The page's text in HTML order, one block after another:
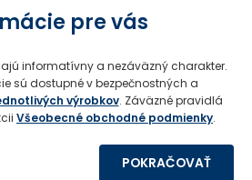
pre vás
informatívny a nezáväzný charakter.
sú dostupné v bezpečnostných a
výrobkov. Záväzné pravidlá
Všeobecné obchodné podmienky.
POKRAČOVAŤ